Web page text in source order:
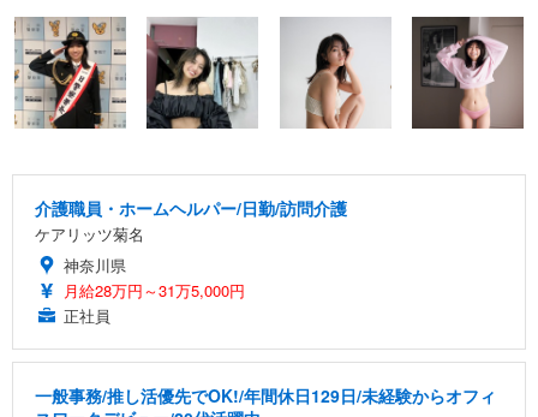
介護職員・ホームヘルパー/日勤/訪問介護
ケアリッツ菊名
神奈川県
月給28万円～31万5,000円
正社員
一般事務/推し活優先でOK!/年間休日129日/未経験からオフィ